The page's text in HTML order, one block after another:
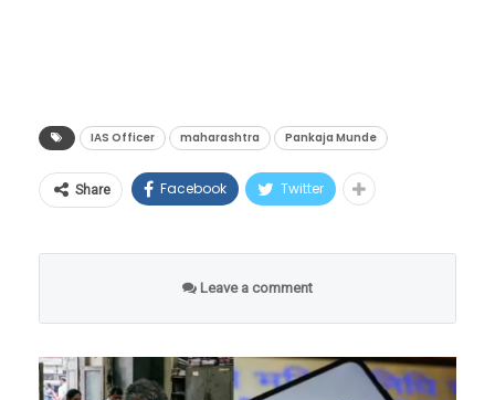
मंत्री मुंडे यांनी सभागृहात स्पष्ट केले की, वारंवार
IAS Officer maharashtra Pankaja Munde
Share Facebook Twitter
Leave a comment